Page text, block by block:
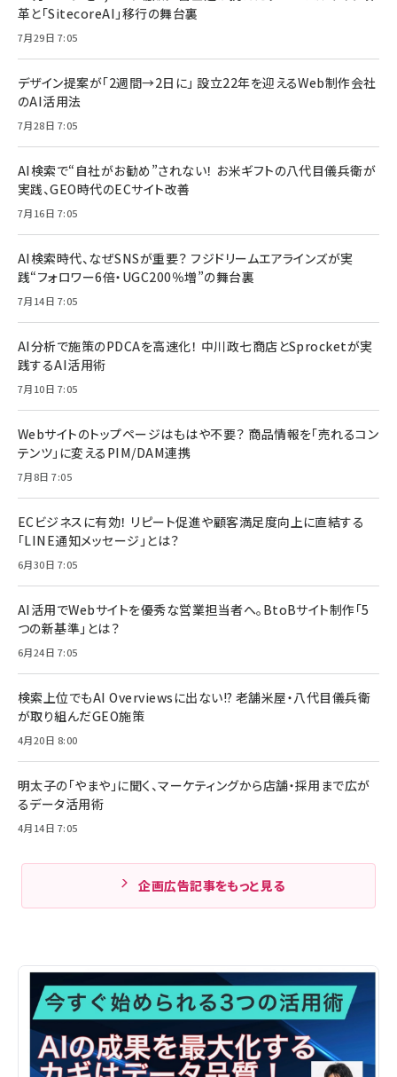
革と「SitecoreAI」移行の舞台裏
7月29日 7:05
デザイン提案が「2週間→2日に」 設立22年を迎えるWeb制作会社
のAI活用法
7月28日 7:05
AI検索で“自社がお勧め”されない！ お米ギフトの八代目儀兵衛が
実践、GEO時代のECサイト改善
7月16日 7:05
AI検索時代、なぜSNSが重要？ フジドリームエアラインズが実
践“フォロワー6倍・UGC200％増”の舞台裏
7月14日 7:05
AI分析で施策のPDCAを高速化！ 中川政七商店とSprocketが実
践するAI活用術
7月10日 7:05
Webサイトのトップページはもはや不要？ 商品情報を「売れるコン
テンツ」に変えるPIM/DAM連携
7月8日 7:05
ECビジネスに有効！ リピート促進や顧客満足度向上に直結する
「LINE通知メッセージ」とは？
6月30日 7:05
AI活用でWebサイトを優秀な営業担当者へ。BtoBサイト制作「5
つの新基準」とは？
6月24日 7:05
検索上位でもAI Overviewsに出ない!? 老舗米屋・八代目儀兵衛
が取り組んだGEO施策
4月20日 8:00
明太子の「やまや」に聞く、マーケティングから店舗・採用まで広が
るデータ活用術
4月14日 7:05
企画広告記事をもっと見る